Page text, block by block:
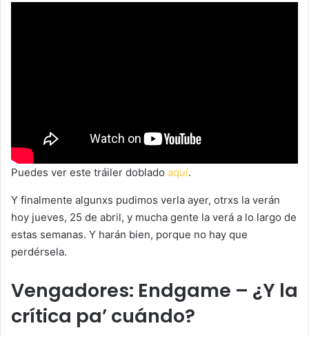
Puedes ver este tráiler doblado aquí.
Y finalmente algunxs pudimos verla ayer, otrxs la verán
hoy jueves, 25 de abril, y mucha gente la verá a lo largo de
estas semanas. Y harán bien, porque no hay que
perdérsela.
Vengadores: Endgame – ¿Y la
crítica pa’ cuándo?